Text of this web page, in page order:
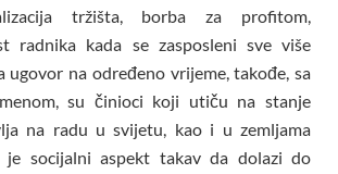
tržišta, borba za profitom,
radnika kada se zasposleni sve više
ugovor na određeno vrijeme, takođe, sa
su činioci koji utiču na stanje
na radu u svijetu, kao i u zemljama
je socijalni aspekt takav da dolazi do